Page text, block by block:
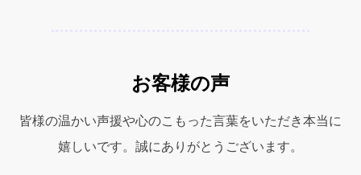
ス
お客様の声
皆様の温かい声援や心のこもった言葉をいただき本当に
嬉しいです。誠にありがとうございます。